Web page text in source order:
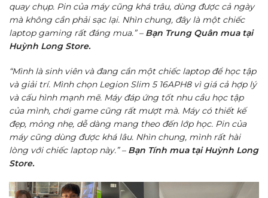
quay chụp. Pin của máy cũng khá trâu, dùng được cả ngày
mà không cần phải sạc lại. Nhìn chung, đây là một chiếc
laptop gaming rất đáng mua.” – Bạn Trung Quân mua tại
Huỳnh Long Store.
“Mình là sinh viên và đang cần một chiếc laptop để học tập
và giải trí. Mình chọn Legion Slim 5 16APH8 vì giá cả hợp lý
và cấu hình mạnh mẽ. Máy đáp ứng tốt nhu cầu học tập
của mình, chơi game cũng rất mượt mà. Máy có thiết kế
đẹp, mỏng nhẹ, dễ dàng mang theo đến lớp học. Pin của
máy cũng dùng được khá lâu. Nhìn chung, mình rất hài
lòng với chiếc laptop này.” –Bạn Tính mua tại Huỳnh Long
Store.